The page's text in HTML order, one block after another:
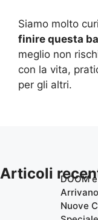
Siamo molto
finire questa
meglio non
con la vita,
per gli altri.
Articoli
DOOM
Nuove